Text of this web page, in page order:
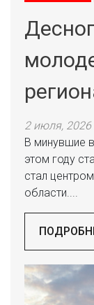
2 июля, 2026
В минувшие
этом году
стал
области....